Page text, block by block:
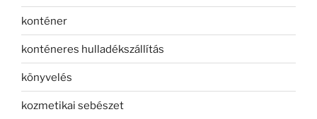
konténer
konténeres hulladékszállítás
könyvelés
kozmetikai sebészet